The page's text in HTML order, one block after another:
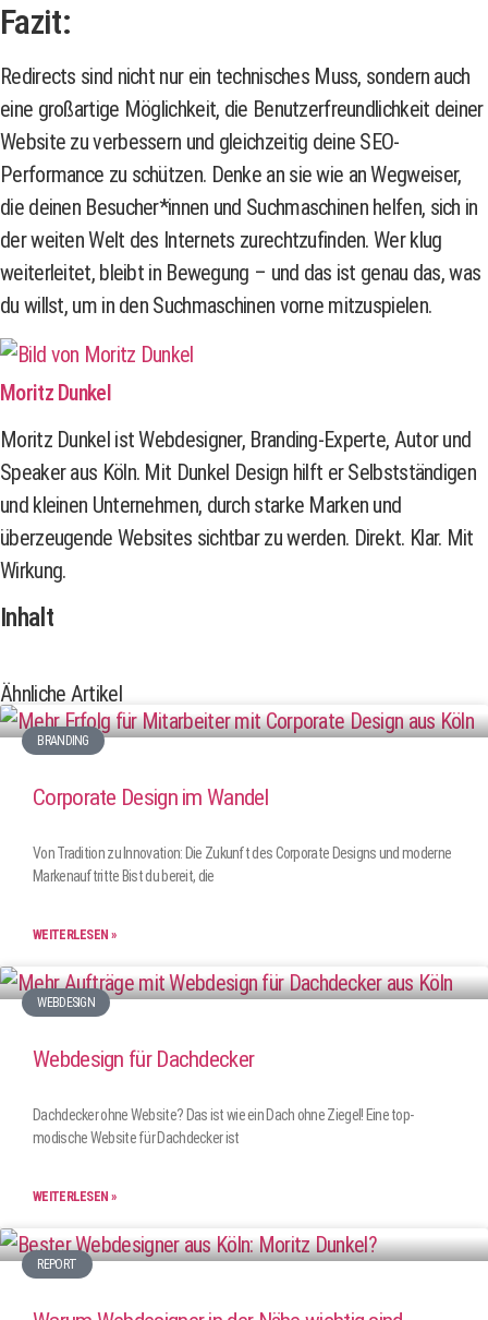
Fazit:
Redirects sind nicht nur ein technisches Muss, sondern auch
eine großartige Möglichkeit, die Benutzerfreundlichkeit deiner
Website zu verbessern und gleichzeitig deine SEO-
Performance zu schützen. Denke an sie wie an Wegweiser,
die deinen Besucher*innen und Suchmaschinen helfen, sich in
der weiten Welt des Internets zurechtzufinden. Wer klug
weiterleitet, bleibt in Bewegung – und das ist genau das, was
du willst, um in den Suchmaschinen vorne mitzuspielen.
Moritz Dunkel
Moritz Dunkel ist Webdesigner, Branding-Experte, Autor und
Speaker aus Köln. Mit Dunkel Design hilft er Selbstständigen
und kleinen Unternehmen, durch starke Marken und
überzeugende Websites sichtbar zu werden. Direkt. Klar. Mit
Wirkung.
Inhalt
Ähnliche Artikel
BRANDING
Corporate Design im Wandel
Von Tradition zu Innovation: Die Zukunft des Corporate Designs und moderne
Markenauftritte Bist du bereit, die
WEITERLESEN »
WEBDESIGN
Webdesign für Dachdecker
Dachdecker ohne Website? Das ist wie ein Dach ohne Ziegel! Eine top-
modische Website für Dachdecker ist
WEITERLESEN »
REPORT